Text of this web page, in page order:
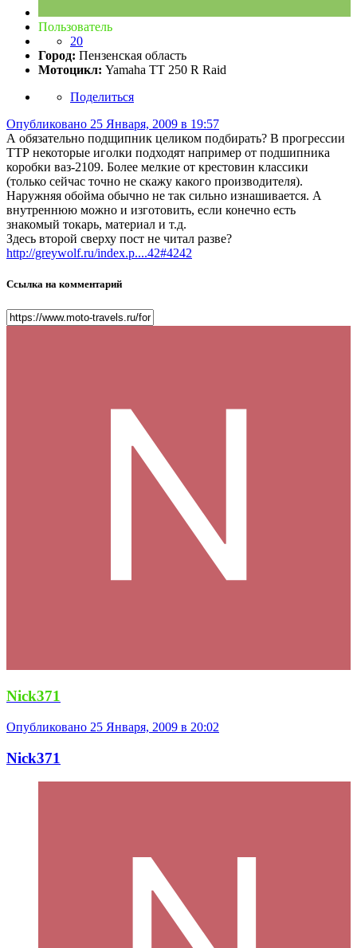
Пользователь
20
Город: Пензенская область
Мотоцикл: Yamaha TT 250 R Raid
Поделиться
Опубликовано 25 Января, 2009 в 19:57
А обязательно подщипник целиком подбирать? В прогрессии
ТТР некоторые иголки подходят например от подшипника
коробки ваз-2109. Более мелкие от крестовин классики
(только сейчас точно не скажу какого производителя).
Наружняя обойма обычно не так сильно изнашивается. А
внутреннюю можно и изготовить, если конечно есть
знакомый токарь, материал и т.д.
Здесь второй сверху пост не читал разве?
http://greywolf.ru/index.p....42#4242
Ссылка на комментарий
Nick371
Опубликовано 25 Января, 2009 в 20:02
Nick371